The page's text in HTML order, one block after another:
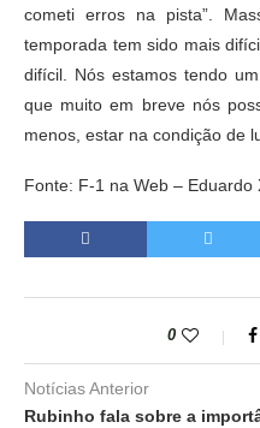
cometi erros na pista”.
temporada tem sido mais
difícil. Nós estamos tendo
que muito em breve nós
menos, estar na condição de
Fonte: F-1 na Web – Eduardo
0
Notícias Anterior
Rubinho fala sobre a